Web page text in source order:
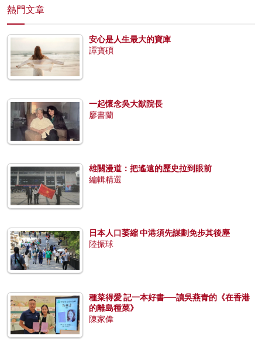
熱門文章
安心是人生最大的寶庫
譚寶碩
一起懷念吳大猷院長
廖書蘭
雄關漫道：把遙遠的歷史拉到眼前
編輯精選
日本人口萎縮 中港須先謀劃免步其後塵
陸振球
種菜得愛 記一本好書──讀吳燕青的《在香港
的離島種菜》
陳家偉